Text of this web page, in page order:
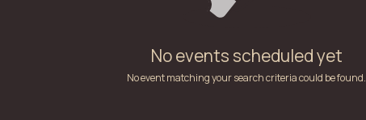
No events scheduled yet
No event matching your search criteria could be found.